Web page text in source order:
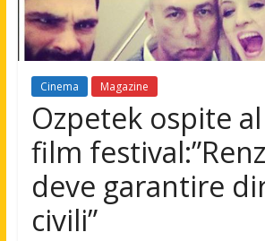
Cinema Magazine
Ozpetek ospite
film
deve garantire
civili”